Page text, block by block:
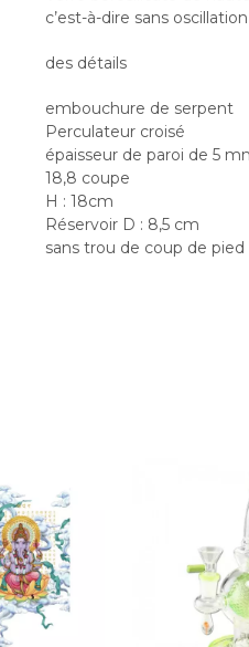
c’est-à-dire sans
des détails
embouchure de serpent
Perculateur croisé
épaisseur de paroi de 5
18,8 coupe
H : 18cm
Réservoir D : 8,5 cm
sans trou de coup de pied